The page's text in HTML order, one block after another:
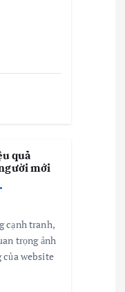
quả
mới
cạnh tranh,
trọng ảnh
của website